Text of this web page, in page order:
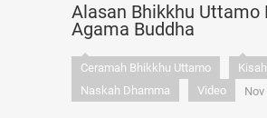
Alasan Bhikkhu Uttamo
Agama Buddha
Ceramah Bhikkhu Uttamo
Naskah Dhamma
Video Nov